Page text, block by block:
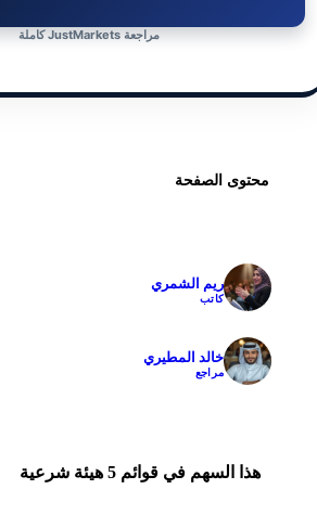
مراجعة JustMarkets كاملة
محتوى الصفحة
ريم الشمري
كاتب
خالد المطيري
مراجع
هذا السهم في قوائم 5 هيئة شرعية